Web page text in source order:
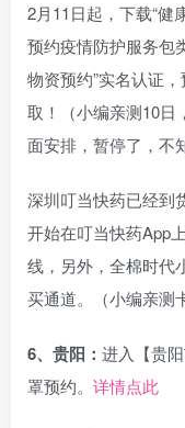
2月11日起，下载“健
预约疫情防护服务包
物资预约”实名认证
取！（小编亲测10日
面安排，暂停了，不
深圳叮当快药已经到
开始在叮当快药App
线，另外，全棉时代
买通道。（小编亲测
6、贵阳： 进入【贵
罩预约。 详情点此